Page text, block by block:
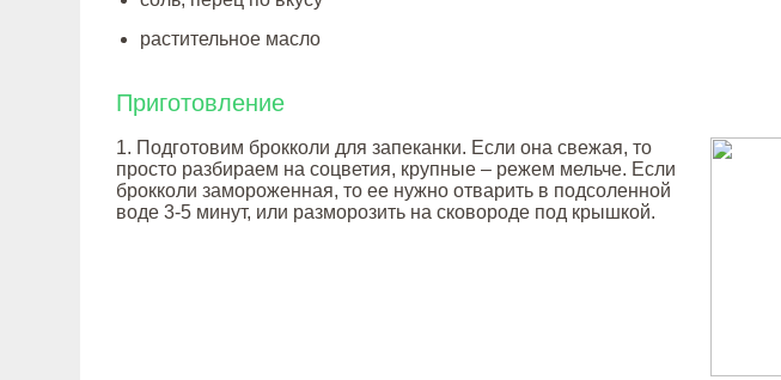
растительное масло
Приготовление
1. Подготовим брокколи для запеканки. Если она свежая, то
просто разбираем на соцветия, крупные – режем мельче. Если
брокколи замороженная, то ее нужно отварить в подсоленной
воде 3-5 минут, или разморозить на сковороде под крышкой.